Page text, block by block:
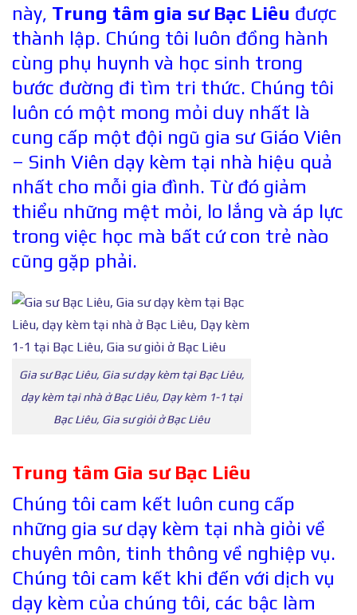
này, Trung tâm gia sư Bạc Liêu được
thành lập. Chúng tôi luôn đồng hành
cùng phụ huynh và học sinh trong
bước đường đi tìm tri thức. Chúng tôi
luôn có một mong mỏi duy nhất là
cung cấp một đội ngũ gia sư Giáo Viên
– Sinh Viên dạy kèm tại nhà hiệu quả
nhất cho mỗi gia đình. Từ đó giảm
thiểu những mệt mỏi, lo lắng và áp lực
trong việc học mà bất cứ con trẻ nào
cũng gặp phải.
Gia sư Bạc Liêu, Gia sư dạy kèm tại Bạc Liêu,
dạy kèm tại nhà ở Bạc Liêu, Dạy kèm 1-1 tại
Bạc Liêu, Gia sư giỏi ở Bạc Liêu
Trung tâm Gia sư Bạc Liêu
Chúng tôi cam kết luôn cung cấp
những gia sư dạy kèm tại nhà giỏi về
chuyên môn, tinh thông về nghiệp vụ.
Chúng tôi cam kết khi đến với dịch vụ
dạy kèm của chúng tôi, các bậc làm